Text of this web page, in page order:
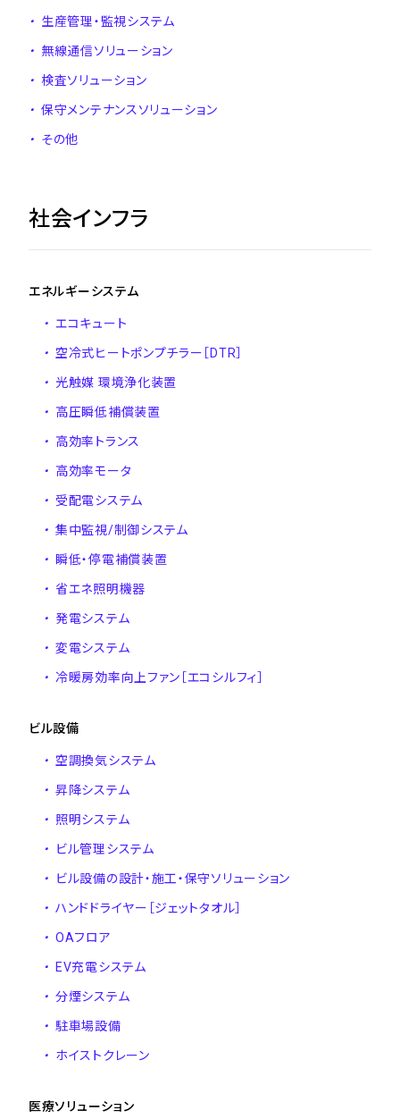
・ 生産管理・監視システム
・ 無線通信ソリューション
・ 検査ソリューション
・ 保守メンテナンスソリューション
・ その他
社会インフラ
エネルギーシステム
・ エコキュート
・ 空冷式ヒートポンプチラー［DTR］
・ 光触媒 環境浄化装置
・ 高圧瞬低補償装置
・ 高効率トランス
・ 高効率モータ
・ 受配電システム
・ 集中監視/制御システム
・ 瞬低・停電補償装置
・ 省エネ照明機器
・ 発電システム
・ 変電システム
・ 冷暖房効率向上ファン［エコシルフィ］
ビル設備
・ 空調換気システム
・ 昇降システム
・ 照明システム
・ ビル管理システム
・ ビル設備の設計・施工・保守ソリューション
・ ハンドドライヤー［ジェットタオル］
・ OAフロア
・ EV充電システム
・ 分煙システム
・ 駐車場設備
・ ホイストクレーン
医療ソリューション